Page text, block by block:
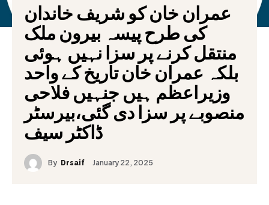
عمران خان کو شریف خاندان
کی طرح پیسہ بیرون ملک
منتقل کرنے پر سزا نہیں ہوئی
بلکہ عمران خان تاریخ کے واحد
وزیراعظم ہیں جنہیں فلاحی
منصوبے پر سزا دی گئی،بیرسٹر
ڈاکٹر سیف
By Drsaif January 22, 2025